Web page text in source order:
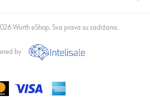
Wurth eShop. Sva prava su zadržana.
by